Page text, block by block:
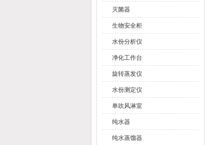
灭菌器
生物安全柜
水份分析仪
净化工作台
旋转蒸发仪
水份测定仪
单吹风淋室
纯水器
纯水蒸馏器